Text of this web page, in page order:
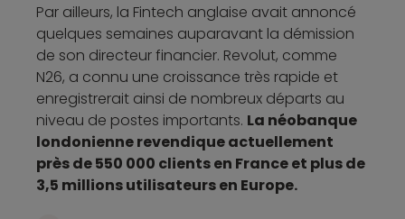
Par ailleurs, la Fintech anglaise avait annoncé
quelques semaines auparavant la démission
de son directeur financier. Revolut, comme
N26, a connu une croissance très rapide et
enregistrerait ainsi de nombreux départs au
niveau de postes importants. La néobanque
londonienne revendique actuellement
près de 550 000 clients en France et plus de
3,5 millions utilisateurs en Europe.